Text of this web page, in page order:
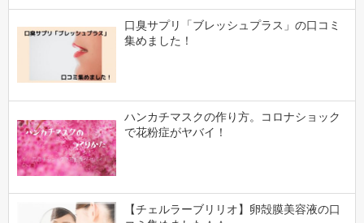
口臭サプリ「ブレッシュプラス」の口コミ
集めました！
ハンカチマスクの作り方。コロナショック
で花粉症がヤバイ！
【チェルラーブリリオ】卵殻膜美容液の口